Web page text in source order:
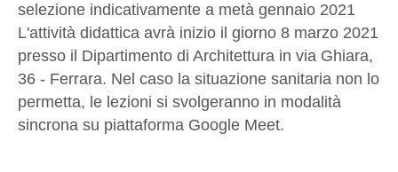
selezione indicativamente a metà gennaio 2021
L'attività didattica avrà inizio il giorno 8 marzo 2021
presso il Dipartimento di Architettura in via Ghiara,
36 - Ferrara. Nel caso la situazione sanitaria non lo
permetta, le lezioni si svolgeranno in modalità
sincrona su piattaforma Google Meet.